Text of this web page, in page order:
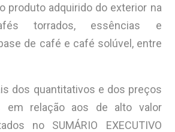
produto adquirido do exterior na
torrados, essências e
de café e café solúvel, entre
dos quantitativos e dos preços
em relação aos de alto valor
no SUMÁRIO EXECUTIVO